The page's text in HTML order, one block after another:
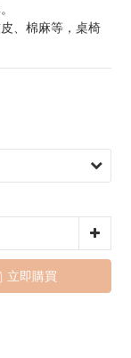
、棉麻等，桌椅
立即購買